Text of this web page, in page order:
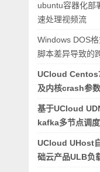
ubuntu容器化部
速处理视频流
Windows DOS
脚本差异导致的
UCloud
及内核crash参
基于UCloud
kafka多节点调度
UCloud UHost
础云产品ULB负